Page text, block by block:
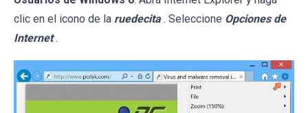
clic en el icono de la ruedecita . Seleccione Opciones de
Internet .